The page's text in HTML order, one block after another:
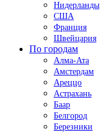
Нидерланды
США
Франция
Швейцария
По городам
Алма-Ата
Амстердам
Ареццо
Астрахань
Баар
Белгород
Березники